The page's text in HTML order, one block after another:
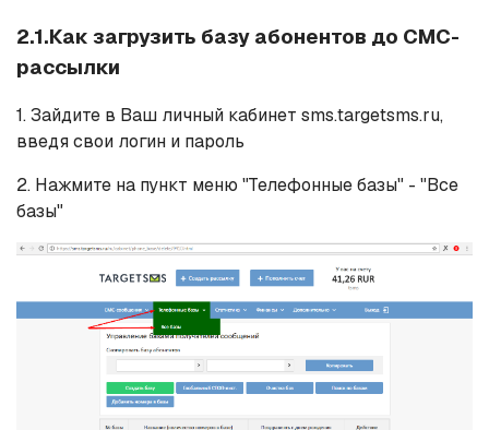
2.1.Как загрузить базу абонентов до СМС-
рассылки
1. Зайдите в Ваш личный кабинет sms.targetsms.ru,
введя свои логин и пароль
2. Нажмите на пункт меню "Телефонные базы" - "Все
базы"